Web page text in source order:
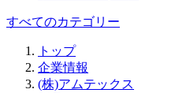
すべてのカテゴリー
トップ
企業情報
(株)アムテックス